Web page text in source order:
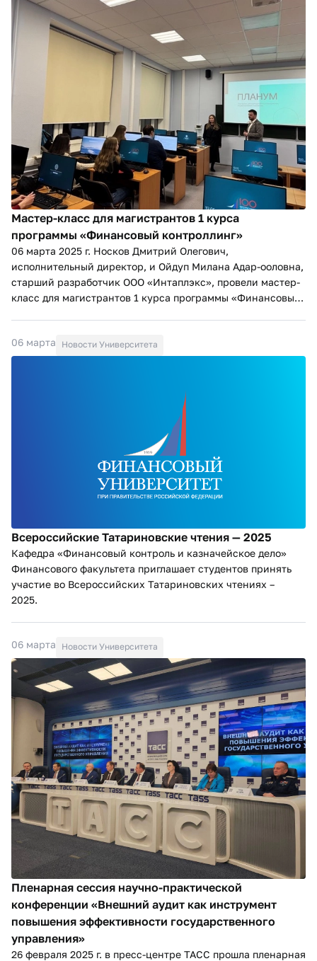
Мастер-класс для магистрантов 1 курса
программы «Финансовый контроллинг»
06 марта 2025 г. Носков Дмитрий Олегович,
исполнительный директор, и Ойдуп Милана Адар-ооловна,
старший разработчик ООО «Интаплэкс», провели мастер-
класс для магистрантов 1 курса программы «Финансовый
06 марта Новости Университета
Всероссийские Татариновские чтения — 2025
Кафедра «Финансовый контроль и казначейское дело»
Финансового факультета приглашает студентов принять
участие во Всероссийских Татариновских чтениях –
2025.
06 марта Новости Университета
Пленарная сессия научно-практической
конференции «Внешний аудит как инструмент
повышения эффективности государственного
управления»
26 февраля 2025 г. в пресс-центре ТАСС прошла пленарная